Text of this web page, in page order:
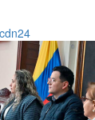
cdn24